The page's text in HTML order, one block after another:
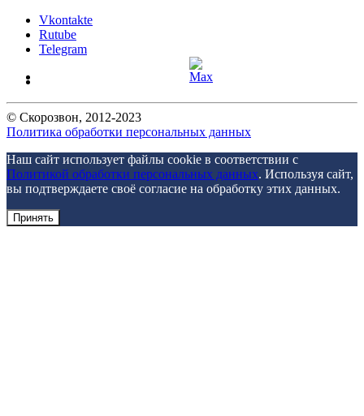
Vkontakte
Rutube
Telegram
© Скорозвон, 2012-2023
Политика обработки персональных данных
Наш сайт использует файлы cookie в соответствии с
Политикой обработки персональных данных. Используя сайт,
вы подтверждаете своё согласие на обработку этих данных.
Принять